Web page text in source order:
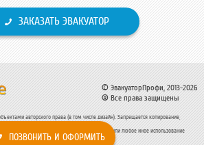
ЗАКАЗАТЬ ЭВАКУАТОР
© ЭвакуаторПрофи, 2013-2026
® Все права защищены
авторского права (в том числе дизайн). Запрещается копирование,
на другие сайты и ресурсы Интернете) или любое иное использование
ПОЗВОНИТЬ И ОФОРМИТЬ